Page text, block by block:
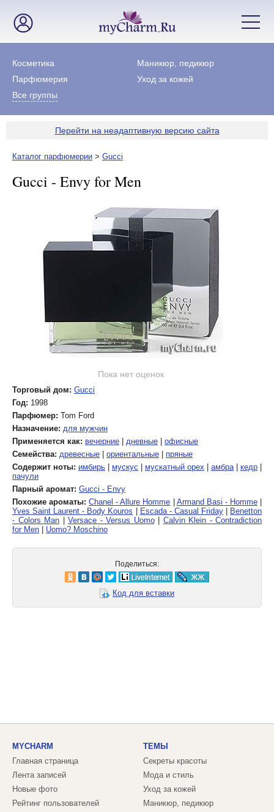
Косметика
Маникюр, педикюр
Парфюмерия
Уход за кожей
Все группы
Перейти на неадаптивную версию сайта
Каталог парфюмерии > Gucci
Gucci - Envy for Men
Пока нет оценок
Торговый дом: Gucci
Год: 1998
Парфюмер: Tom Ford
Назначение: для мужчин
Применяется как: вечерние дневные
офисные
Семейства: древесные ориентальные
пряные
Содержит ноты: имбирь мускус мускатный орех амбра| кедр
пачули
Парный аромат: Gucci - Envy
Похожие ароматы: Chanel - Allure Homme Armand Basi - Homme|
Yves Saint Laurent - Body Kouros
Escada - Casual Friday|
Benetton
- Colors Man
Versace - Versus Uomo| Calvin Klein - Contradiction
for Men
Uomo? Moschino
Поделиться:
Код для вставки
MYCHARM
Главная страница
Лента записей
Новые фото
Рейтинг пользователей
ТЕМЫ
Секреты красоты
Мода и стиль
Уход за кожей
Маникюр, педикюр